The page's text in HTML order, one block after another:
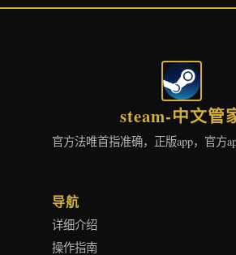
steam-中文管
官方法唯首指准确，正版app，官方
导航
详细介绍
操作指南